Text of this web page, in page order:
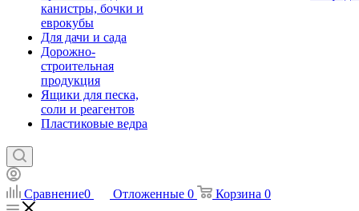
канистры, бочки и
еврокубы
Для дачи и сада
Дорожно-
строительная
продукция
Ящики для песка,
соли и реагентов
Пластиковые ведра
Сравнение0 Отложенные 0 Корзина 0